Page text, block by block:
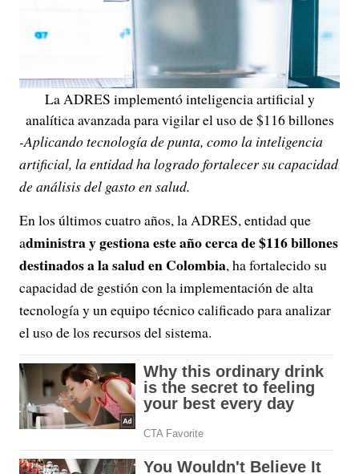
La ADRES implementó inteligencia artificial y
analítica avanzada para vigilar el uso de $116 billones
-Aplicando tecnología de punta, como la inteligencia
artificial, la entidad ha logrado fortalecer su capacidad
de análisis del gasto en salud.
En los últimos cuatro años, la ADRES, entidad que
administra y gestiona este año cerca de $116 billones
destinados a la salud en Colombia, ha fortalecido su
capacidad de gestión con la implementación de alta
tecnología y un equipo técnico calificado para analizar
el uso de los recursos del sistema.